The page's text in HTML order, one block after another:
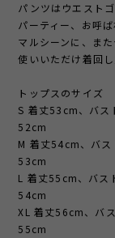
パンツはウエスト
パーティー、お呼
マルシーンに、ま
使いいただけ着回
トップスのサイズ
S 着丈53cm、バス
52cm
M 着丈54cm、バ
53cm
L 着丈55cm、バス
54cm
XL 着丈56cm、バ
55cm